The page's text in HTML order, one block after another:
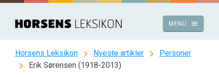
Spring
indhold
menu
MENU
Horsens Leksikon chevron_right Nyeste artikler chevron_right Personer
chevron_right Erik Sørensen (1918-2013)